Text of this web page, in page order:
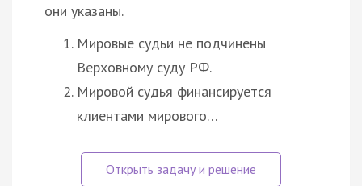
они указаны.
Мировые судьи не подчинены
Верховному суду РФ.
Мировой судья финансируется
клиентами мирового…